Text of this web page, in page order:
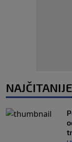
NAJČITANIJE